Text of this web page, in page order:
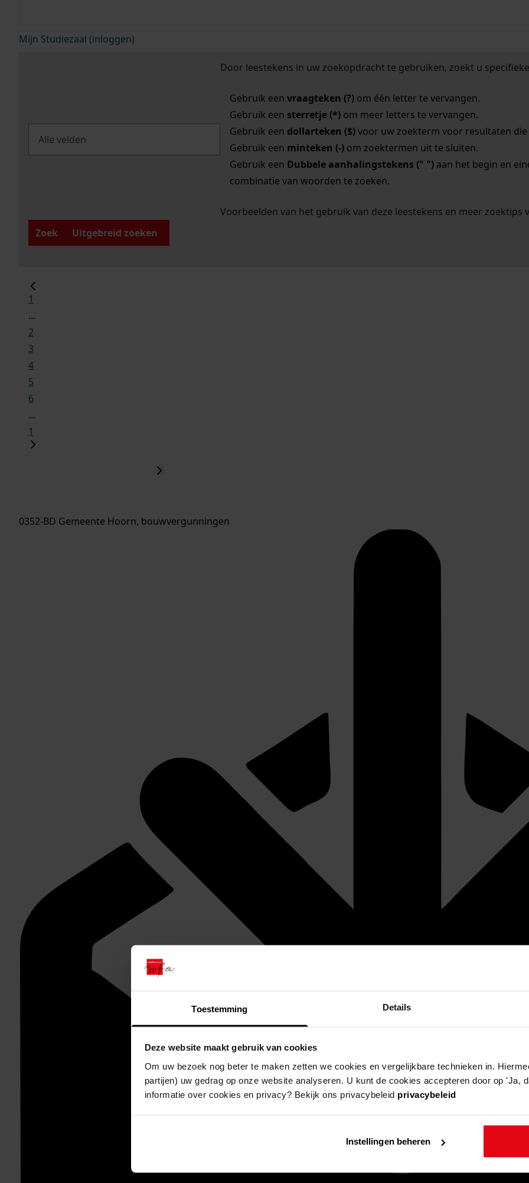
Toestemming Details
Deze website maakt gebruik van cookies
Om uw bezoek nog beter te maken zetten we cookies en vergelijkbare technieken in.
partijen) uw gedrag op onze website analyseren. U kunt de cookies accepteren door op 'Ja,
informatie over cookies en privacy? Bekijk ons privacybeleid privacybeleid
Instellingen beheren
Mijn Studiezaal (inloggen)
Door leestekens in uw zoekopdracht te gebruiken, zoekt u
Gebruik een vraagteken (?)om één letter te vervangen.
Gebruik een sterretje (*)om meer letters te vervangen.
Gebruik een dollarteken ($)voor uw zoekterm voor resultaten die
Gebruik een minteken (-)om zoektermen uit te sluiten.
Gebruik een Dubbele aanhalingstekens (" ")aan het begin en
combinatie van woorden te zoeken.
Voorbeelden van het gebruik van deze leestekens en meer zoektips
Zoek
Uitgebreid zoeken
1
...
2
3
4
5
6
...
1
0352-BD Gemeente Hoorn, bouwvergunningen